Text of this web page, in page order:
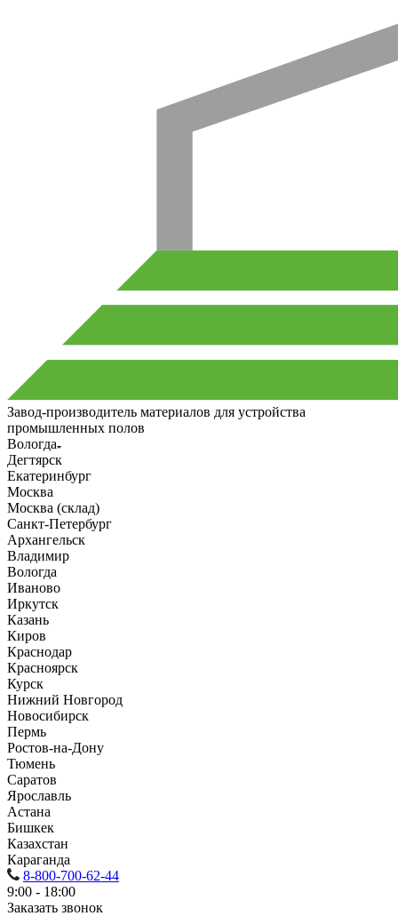
Завод-производитель материалов для устройства
промышленных полов
Вологда
Дегтярск
Екатеринбург
Москва
Москва (склад)
Санкт-Петербург
Архангельск
Владимир
Вологда
Иваново
Иркутск
Казань
Киров
Краснодар
Красноярск
Курск
Нижний Новгород
Новосибирск
Пермь
Ростов-на-Дону
Тюмень
Саратов
Ярославль
Астана
Бишкек
Казахстан
Караганда
8-800-700-62-44
9:00 - 18:00
Заказать звонок